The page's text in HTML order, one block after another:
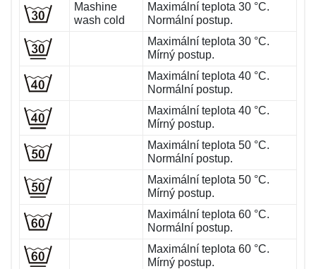
Mashine
wash cold
Maximální teplota 30 °C.
Normální postup.
Maximální teplota 30 °C.
Mírný postup.
Maximální teplota 40 °C.
Normální postup.
Maximální teplota 40 °C.
Mírný postup.
Maximální teplota 50 °C.
Normální postup.
Maximální teplota 50 °C.
Mírný postup.
Maximální teplota 60 °C.
Normální postup.
Maximální teplota 60 °C.
Mírný postup.